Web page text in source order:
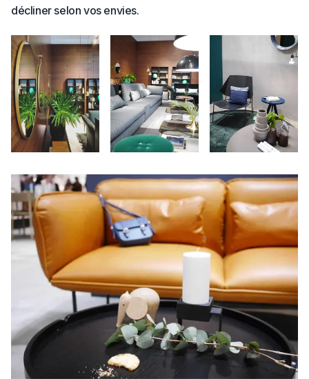
décliner selon vos envies.